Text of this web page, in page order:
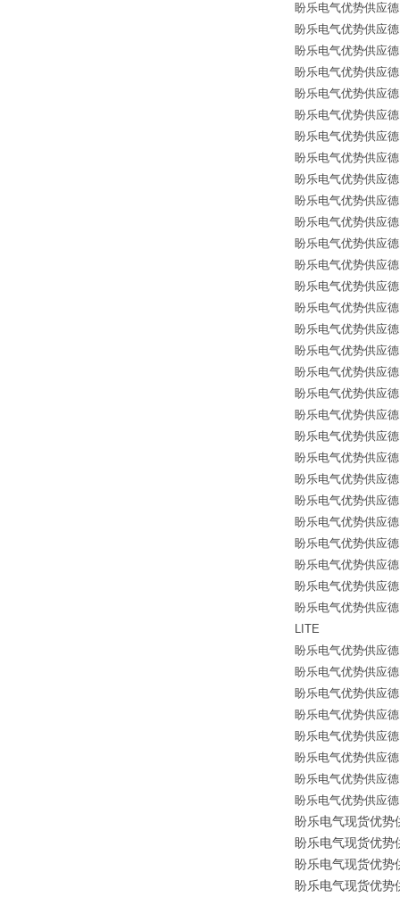
盼乐电气优势供应
盼乐电气优势供应
盼乐电气优势供应
盼乐电气优势供应
盼乐电气优势供应
盼乐电气优势供应
盼乐电气优势供应
盼乐电气优势供应
盼乐电气优势供应
盼乐电气优势供应
盼乐电气优势供应
盼乐电气优势供应
盼乐电气优势供应
盼乐电气优势供应
盼乐电气优势供应
盼乐电气优势供应
盼乐电气优势供应
盼乐电气优势供应
盼乐电气优势供应
盼乐电气优势供应
盼乐电气优势供应
盼乐电气优势供应
盼乐电气优势供应
盼乐电气优势供应
盼乐电气优势供应
盼乐电气优势供应
盼乐电气优势供应
盼乐电气优势供应
盼乐电气优势供应
LITE
盼乐电气优势供应
盼乐电气优势供应
盼乐电气优势供应
盼乐电气优势供应
盼乐电气优势供应
盼乐电气优势供应
盼乐电气优势供应
盼乐电气优势供应
盼乐电气现货优势
盼乐电气现货优势
盼乐电气现货优势
盼乐电气现货优势